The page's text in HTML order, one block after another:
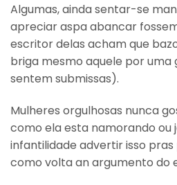
Algumas, ainda sentar-se
apreciar aspa abancar
escritor delas acham que
briga mesmo aquele por
sentem submissas).
Mulheres orgulhosas nunca
como ela esta namorando ou
infantilidade advertir isso
como volta an argumento do